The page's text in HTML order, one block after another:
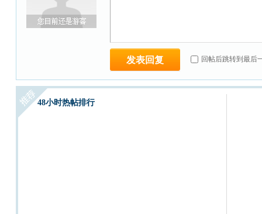
发表回复 回帖后跳转到最后
48小时热帖排行